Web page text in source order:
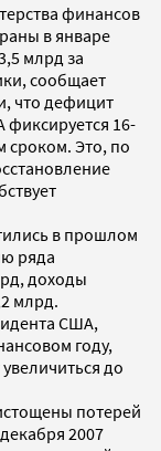
финансов
в январе
млрд за
сообщает
что дефицит
16-
сроком. Это, по
в прошлом
ряда
доходы
млрд.
США,
году,
до
потерей
2007